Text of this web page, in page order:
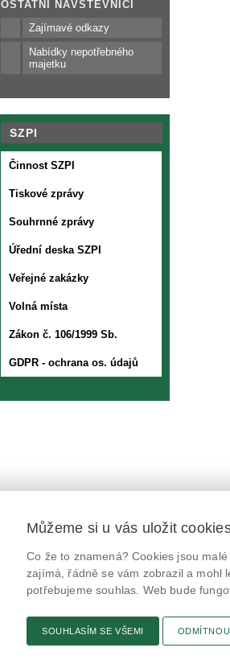
OSTATNÍ NÁVŠTĚVNÍCI
Zajímavé odkazy
Nabídky nepotřebného
majetku
SZPI
Činnost SZPI
Tiskové zprávy
Souhrnné zprávy
Úřední deska SZPI
Veřejné zakázky
Volná místa
Zákon č. 106/1999 Sb.
GDPR - ochrana os. údajů
@potravinynapranyri
Můžeme si u vás uložit
Co že to znamená? Cookies jsou
zajímá, řádně se vám zobrazil a mohl
potřebujeme souhlas. Web bude
SOUHLASÍM SE VŠEMI